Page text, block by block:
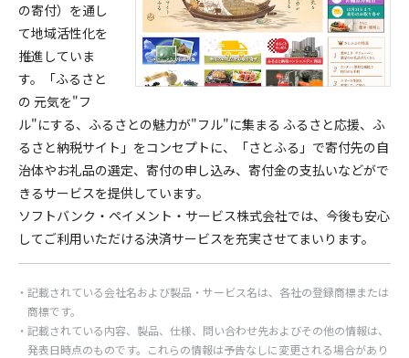
の寄付）を通し
て地域活性化を
推進していま
す。「ふるさと
の 元気を"フ
ル"にする、ふるさとの魅力が"フル"に集まる ふるさと応援、ふ
るさと納税サイト」をコンセプトに、「さとふる」で寄付先の自
治体やお礼品の選定、寄付の申し込み、寄付金の支払いなどがで
きるサービスを提供しています。
ソフトバンク・ペイメント・サービス株式会社では、今後も安心
してご利用いただける決済サービスを充実させてまいります。
記載されている会社名および製品・サービス名は、各社の登録商標または
商標です。
記載されている内容、製品、仕様、問い合わせ先およびその他の情報は、
発表日時点のものです。これらの情報は予告なしに変更される場合があり